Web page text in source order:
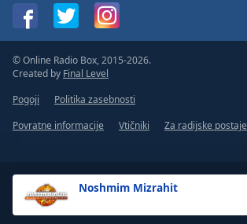
Noshmim Mizrahit
© Online Radio Box, 2015-2026.
Created by Final Level
Pogoji
Politika zasebnosti
Povratne informacije
Vtičniki Za radijske postaje